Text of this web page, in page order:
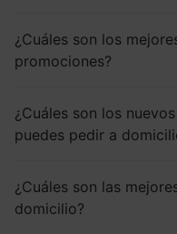
¿Cuáles son los
promociones?
¿Cuáles son los
puedes pedir a
¿Cuáles son las
domicilio?